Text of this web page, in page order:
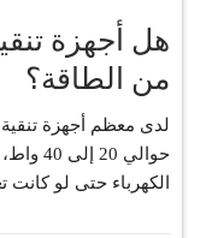
هل أجهزة
من الطاقة؟
لدى معظم أجهزة
حوالي
الكهرباء حتى لو